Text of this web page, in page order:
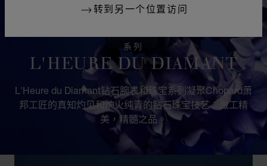
转到另一个位置访问
系列
L'HEURE DU DIAMANT
L'Heure du Diamant钻石腕表和珠宝系列凝聚Chopard萧
邦工匠的真知灼见和炉火纯青的钻石珠宝技艺：做工精
美，精髓之品。